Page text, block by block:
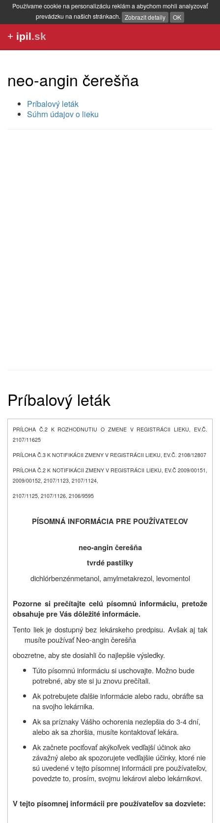
Používame cookie na personalizáciu reklám a abychom mohli analyzovať
prevádzku na našich stránkach. Zobrazit detaily OK
+ ipil.sk
neo-angin čerešňa
Príbalový leták
Súhrn údajov o lieku
Príbalový leták
PRÍLOHA Č.2 K ROZHODNUTIU O ZMENE V REGISTRÁCII LIEKU, EV.Č.
2107/11625
PRÍLOHA Č.3 K NOTIFIKÁCII ZMENY V REGISTRÁCII LIEKU, EV.Č. 2108/12807
PRÍLOHA Č.2 K NOTIFIKÁCII ZMENY V REGISTRÁCII LIEKU, EV.Č 2009/00151,
2009/00152, 2107/1123, 2107/1124,
2107/1125, 2107/1126, 2106/9595
PÍSOMNÁ INFORMÁCIA PRE POUŽÍVATEĽOV
neo-angin čerešňa
tvrdé pastilky
dichlórbenzénmetanol, amylmetakrezol, levomentol
Pozorne si prečítajte celú písomnú informáciu, pretože
obsahuje pre Vás dôležité informácie.
Tento liek je dostupný bez lekárskeho predpisu. Avšak aj tak
musíte používať Neo-angin čerešňa
obozretne, aby ste dosiahli čo najlepšie výsledky.
Túto písomnú informáciu si uschovajte. Možno bude
potrebné, aby ste si ju znovu prečítali.
Ak potrebujete ďalšie informácie alebo radu, obráťte sa
na svojho lekárnika.
Ak sa príznaky Vášho ochorenia nezlepšia do 3-4 dní,
alebo ak sa zhoršia, musíte kontaktovať lekára.
Ak začnete pociťovať akýkoľvek vedľajší účinok ako
závažný alebo ak spozorujete vedľajšie účinky, ktoré nie
sú uvedené v tejto písomnej informácii pre používateľov,
povedzte to, prosím, svojmu lekárovi alebo lekárnikovi.
V tejto písomnej informácii pre používateľov sa dozviete: